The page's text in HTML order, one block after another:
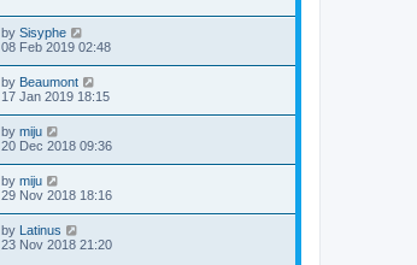
by Sisyphe
08 Feb 2019 02:48
by Beaumont
17 Jan 2019 18:15
by miju
20 Dec 2018 09:36
by miju
29 Nov 2018 18:16
by Latinus
23 Nov 2018 21:20